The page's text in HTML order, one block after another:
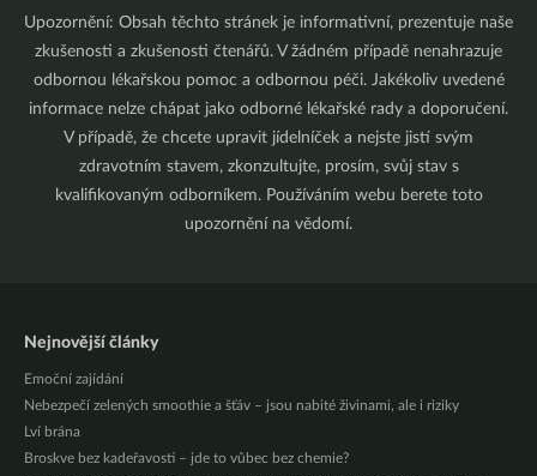
Upozornění: Obsah těchto stránek je informativní, prezentuje naše
zkušenosti a zkušenosti čtenářů. V žádném případě nenahrazuje
odbornou lékařskou pomoc a odbornou péči. Jakékoliv uvedené
informace nelze chápat jako odborné lékařské rady a doporučení.
V případě, že chcete upravit jídelníček a nejste jistí svým
zdravotním stavem, zkonzultujte, prosím, svůj stav s
kvalifikovaným odborníkem. Používáním webu berete toto
upozornění na vědomí.
Nejnovější články
Emoční zajídání
Nebezpečí zelených smoothie a šťáv – jsou nabité živinami, ale i riziky
Lví brána
Broskve bez kadeřavosti – jde to vůbec bez chemie?